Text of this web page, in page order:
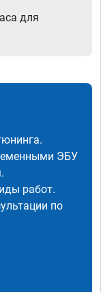
для
ЭБУ
работ.
по